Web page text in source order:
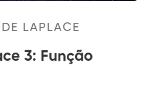
LAPLACE
3: Função